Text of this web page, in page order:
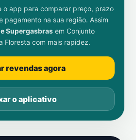
o app para comparar preço, prazo
pagamento na sua região. Assim
Supergasbras em Conjunto
Floresta com mais rapidez.
revendas agora
o aplicativo